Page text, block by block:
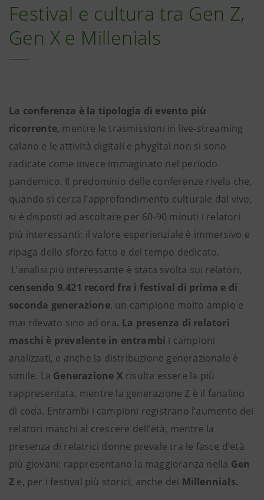
Festival e cultura tra Gen Z,
Gen X e Millenials
La conferenza è la tipologia di evento più
ricorrente, mentre le trasmissioni in live-streaming
calano e le attività digitali e phygital non si sono
radicate come invece immaginato nel periodo
pandemico. Il predominio delle conferenze rivela che,
quando si cerca l’approfondimento culturale dal vivo,
si è disposti ad ascoltare per 60-90 minuti i relatori
più interessanti: il valore esperienziale è immersivo e
ripaga dello sforzo fatto e del tempo dedicato.
L’analisi più interessante è stata svolta sui relatori,
censendo 9.421 record fra i festival di prima e di
seconda generazione, un campione molto ampio e
mai rilevato sino ad ora. La presenza di relatori
maschi è prevalente in entrambi i campioni
analizzati, e anche la distribuzione generazionale è
simile. La Generazione X risulta essere la più
rappresentata, mentre la generazione Z è il fanalino
di coda. Entrambi i campioni registrano l’aumento dei
relatori maschi al crescere dell’età, mentre la
presenza di relatrici donne prevale tra le fasce d’età
più giovani: rappresentano la maggioranza nella Gen
Z e, per i festival più storici, anche dei Millennials.